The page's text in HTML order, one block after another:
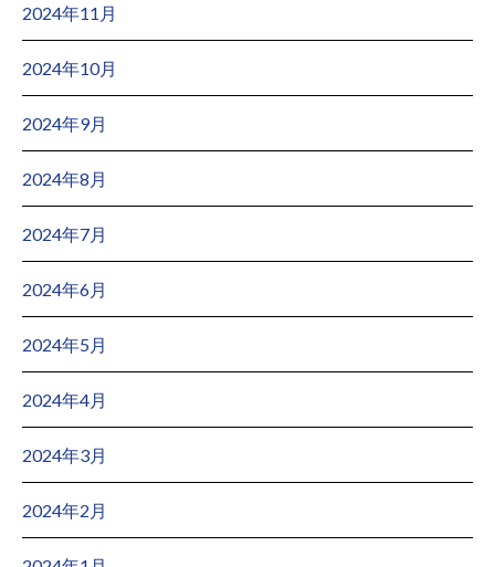
2024年11月
2024年10月
2024年9月
2024年8月
2024年7月
2024年6月
2024年5月
2024年4月
2024年3月
2024年2月